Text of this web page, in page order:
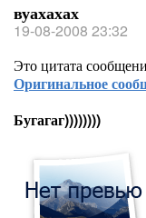
вуахахах
19-08-2008 23:32
Это цитата
Оригинальное
Бугагаг))))))))